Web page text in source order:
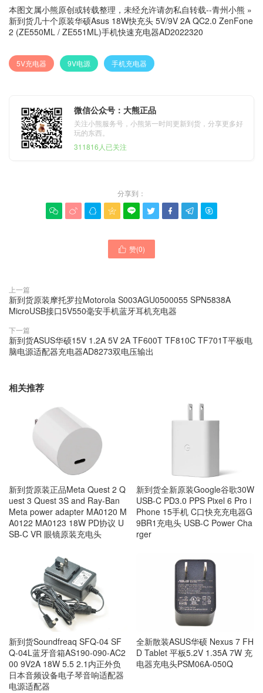
本图文属小熊原创或转载整理，未经允许请勿私自转载--青州小熊 »
新到货几十个原装华硕Asus 18W快充头 5V/9V 2A QC2.0 ZenFone
2 (ZE550ML / ZE551ML)手机快速充电器AD2022320
5V充电器 9V电源 手机充电器
微信公众号：大熊正品
关注小熊服务号，小熊第一时间更新到货，分享更多好
玩的东西。
311816人已关注
分享到：
        
 赞(0)
上一篇
新到货原装摩托罗拉Motorola S003AGU0500055 SPN5838A
MicroUSB接口5V550毫安手机蓝牙耳机充电器
下一篇
新到货ASUS华硕15V 1.2A 5V 2A TF600T TF810C TF701T平板电
脑电源适配器充电器AD8273双电压输出
相关推荐
新到货原装正品Meta Quest 2 Q
uest 3 Quest 3S and Ray-Ban
Meta power adapter MA0120 M
A0122 MA0123 18W PD协议 U
SB-C VR 眼镜原装充电头
新到货全新原装Google谷歌30W
USB-C PD3.0 PPS Pixel 6 Pro i
Phone 15手机 C口快充充电器G
9BR1充电头 USB-C Power Cha
rger
新到货Soundfreaq SFQ-04 SF
Q-04L蓝牙音箱AS190-090-AC2
00 9V2A 18W 5.5 2.1内正外负
日本音频设备电子琴音响适配器
电源适配器
全新散装ASUS华硕 Nexus 7 FH
D Tablet 平板5.2V 1.35A 7W 充
电器充电头PSM06A-050Q